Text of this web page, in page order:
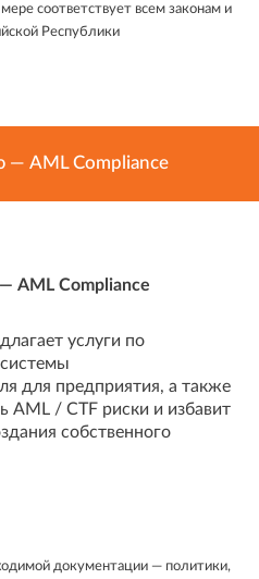
соответствует всем законам и
Республики
— AML Compliance
AML Compliance
услуги по
для предприятия, а также
AML / CTF риски и избавит
собственного
документации — политики,